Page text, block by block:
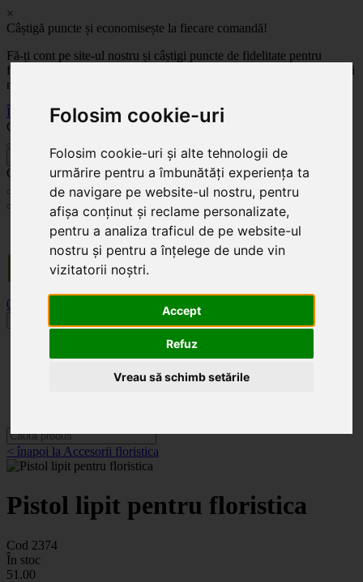
Folosim cookie-uri
Folosim cookie-uri și alte tehnologii de
urmărire pentru a îmbunătăți experiența ta
de navigare pe website-ul nostru, pentru
afișa conținut și reclame personalizate,
pentru a analiza traficul de pe website-ul
nostru și pentru a înțelege de unde vin
vizitatorii noștri.
Accept
Refuz
Vreau să schimb setările
×
Câștigă puncte și economisește la fiecare comandă!
Fă-ți cont pe site-ul nostru și câștigi puncte de fidelitate pentru
fiecare comandă! Cu cât comanzi mai mult, cu atât economisești mai
mult!
Înregistrează-te acum
Celoplast
Celoplast
Transportul este GRATUIT pentru comenzile mai mari de 350 Lei. Comanda minimă în
valoare de 100 Lei. Expediere în 1 - 2 zile lucrătoare.
0
Categorii
< înapoi la Accesorii floristica
Pistol lipit pentru floristica
Cod 2374
În stoc
51 .00